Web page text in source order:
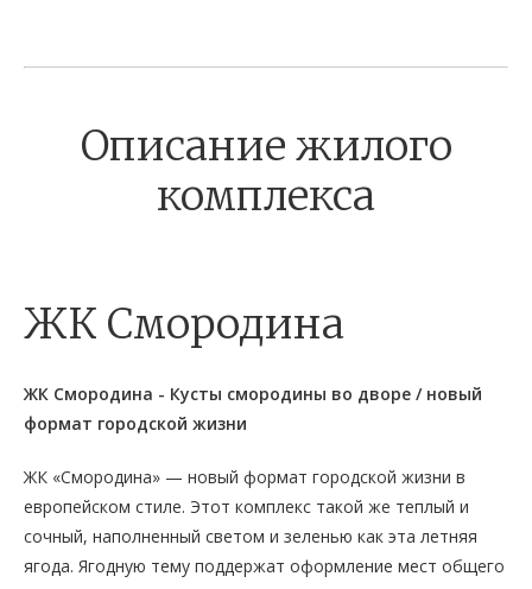
Описание жилого
комплекса
ЖК Смородина
ЖК Смородина - Кусты смородины во дворе / новый
формат городской жизни
ЖК «Смородина» — новый формат городской жизни в
европейском стиле. Этот комплекс такой же теплый и
сочный, наполненный светом и зеленью как эта летняя
ягода. Ягодную тему поддержат оформление мест общего